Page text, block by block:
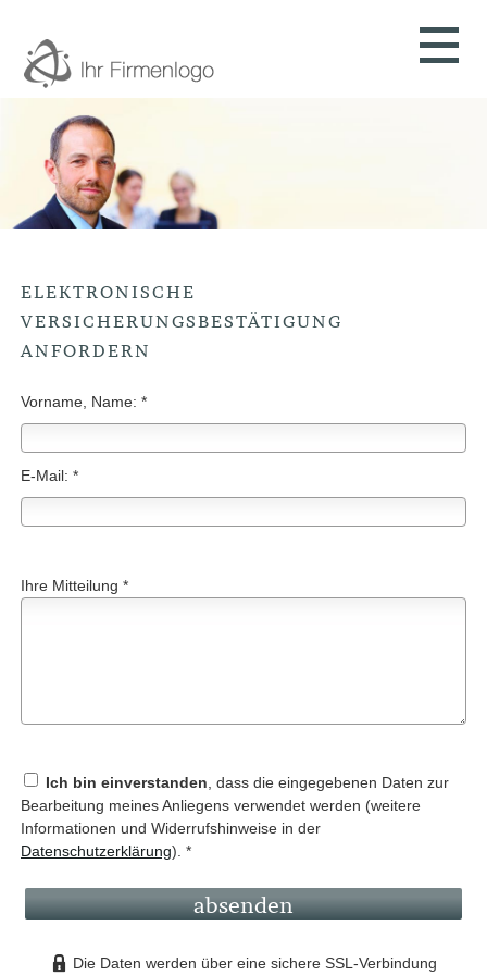
ELEKTRONISCHE
VERSICHERUNGSBESTÄTIGUNG
ANFORDERN
Vorname, Name: *
E-Mail: *
Ihre Mitteilung *
Ich bin einverstanden , dass die eingegebenen Daten zur
Bearbeitung meines Anliegens verwendet werden (weitere
Informationen und Widerrufshinweise in der
Datenschutzerklärung). *
absenden
Die Daten werden über eine sichere SSL-Verbindung